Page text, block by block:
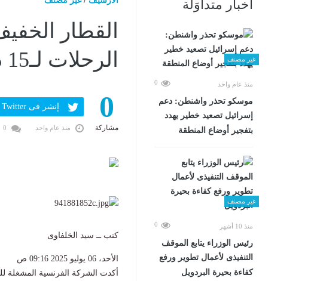
أخبار متداوَلة
غير مصنف
منذ عام واحد 0
موسكو تحذر واشنطن: دعم
إسرائيل تصعيد خطير يهدد
بتفجير أوضاع المنطقة
غير مصنف
منذ 10 أشهر 0
رئيس الوزراء يتابع الموقف
التنفيذى لأعمال تطوير ورفع
كفاءة بحيرة البردويل
القطار
الرحلات لـ15 دقيقة
0
مشاركة
إنشر فى Twitter
منذ عام واحد
كتب ــ سيد الخلفاوى
الأحد، 06 يوليو 2025 09:16 ص